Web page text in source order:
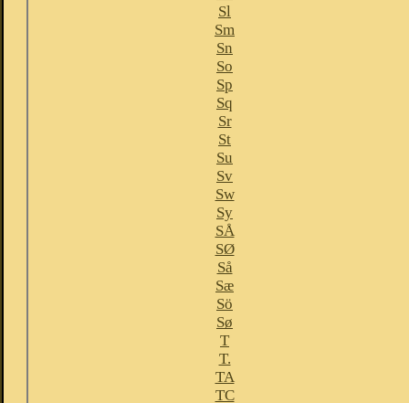
Sl
Sm
Sn
So
Sp
Sq
Sr
St
Su
Sv
Sw
Sy
SÅ
SØ
Så
Sæ
Sö
Sø
T
T.
TA
TC